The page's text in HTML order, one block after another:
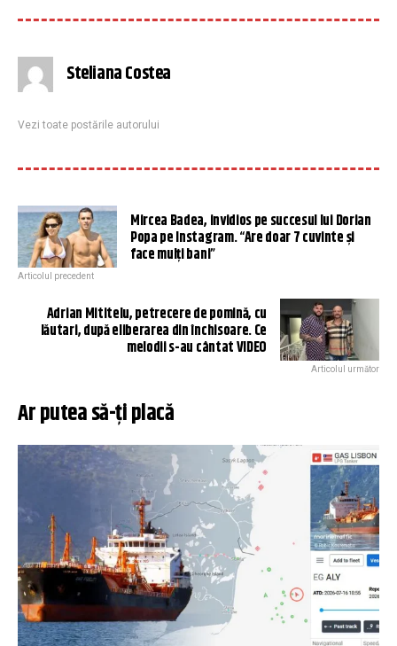
Steliana Costea
Vezi toate postările autorului
Mircea Badea, invidios pe succesul lui Dorian
Popa pe Instagram. “Are doar 7 cuvinte și
face mulți bani”
Articolul precedent
Adrian Mititelu, petrecere de pomină, cu
lăutari, după eliberarea din închisoare. Ce
melodii s-au cântat VIDEO
Articolul următor
Ar putea să-ți placă